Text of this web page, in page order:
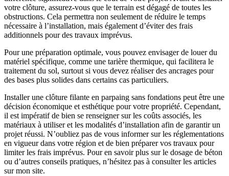
votre clôture, assurez-vous que le terrain est dégagé de toutes les
obstructions. Cela permettra non seulement de réduire le temps
nécessaire à l’installation, mais également d’éviter des frais
additionnels pour des travaux imprévus.
Pour une préparation optimale, vous pouvez envisager de louer du
matériel spécifique, comme une tarière thermique, qui facilitera le
traitement du sol, surtout si vous devez réaliser des ancrages pour
des bases plus solides dans certains cas particuliers.
Installer une clôture filante en parpaing sans fondations peut être une
décision économique et esthétique pour votre propriété. Cependant,
il est impératif de bien se renseigner sur les coûts associés, les
matériaux à utiliser et les modalités d’installation afin de garantir un
projet réussi. N’oubliez pas de vous informer sur les réglementations
en vigueur dans votre région et de bien préparer vos travaux pour
limiter les frais imprévus. Pour en savoir plus sur le dosage de béton
ou d’autres conseils pratiques, n’hésitez pas à consulter les articles
sur mon site.